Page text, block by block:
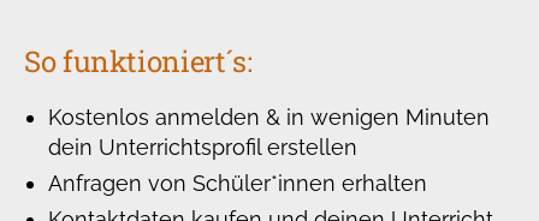
So funktioniert´s:
Kostenlos anmelden & in wenigen Minuten
dein Unterrichtsprofil erstellen
Anfragen von Schüler*innen erhalten